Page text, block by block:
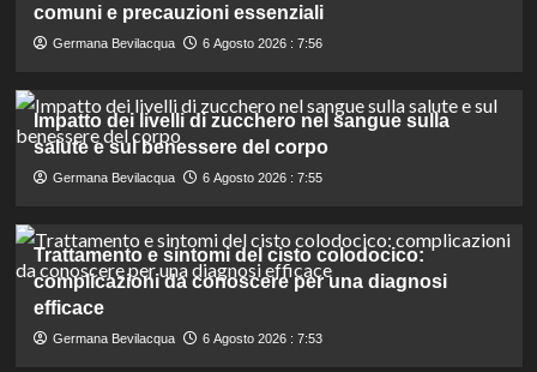
comuni e precauzioni essenziali
Germana Bevilacqua 6 Agosto 2026 : 7:56
Impatto dei livelli di zucchero nel sangue sulla
salute e sul benessere del corpo
Germana Bevilacqua 6 Agosto 2026 : 7:55
Trattamento e sintomi del cisto colodocico:
complicazioni da conoscere per una diagnosi
efficace
Germana Bevilacqua 6 Agosto 2026 : 7:53